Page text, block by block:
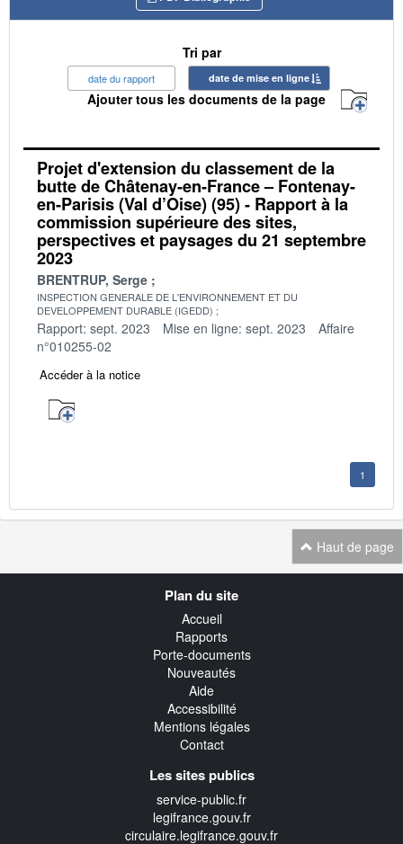
Tri par
date du rapport date de mise en ligne
Ajouter tous les documents de la page
Projet d'extension du classement de la
butte de Châtenay-en-France – Fontenay-
en-Parisis (Val d’Oise) (95) - Rapport à la
commission supérieure des sites,
perspectives et paysages du 21 septembre
2023
BRENTRUP, Serge
INSPECTION GENERALE DE L'ENVIRONNEMENT ET DU
DEVELOPPEMENT DURABLE (IGEDD)
Rapport: sept. 2023 Mise en ligne: sept. 2023
Affaire
n°010255-02
Accéder à la notice
1
Haut de page
Plan du site
Accueil
Rapports
Porte-documents
Nouveautés
Aide
Accessibilité
Mentions légales
Contact
Les sites publics
service-public.fr
legifrance.gouv.fr
circulaire.legifrance.gouv.fr